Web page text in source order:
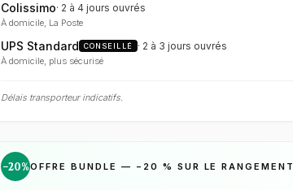
Colissimo· 2 à 4 jours ouvrés
À domicile, La Poste
UPS Standard CONSEILLÉ · 2 à 3 jours ouvrés
À domicile, plus sécurisé
Délais transporteur indicatifs.
−20%OFFRE BUNDLE — − 20 % SUR LE RANGEMENT